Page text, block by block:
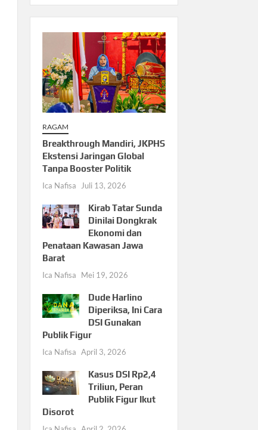
RAGAM
Breakthrough Mandiri, JKPHS
Ekstensi Jaringan Global
Tanpa Booster Politik
Ica Nafisa Juli 13, 2026
Kirab Tatar Sunda
Dinilai Dongkrak
Ekonomi dan
Penataan Kawasan Jawa
Barat
Ica Nafisa Mei 19, 2026
Dude Harlino
Diperiksa, Ini Cara
DSI Gunakan
Publik Figur
Ica Nafisa April 3, 2026
Kasus DSI Rp2,4
Triliun, Peran
Publik Figur Ikut
Disorot